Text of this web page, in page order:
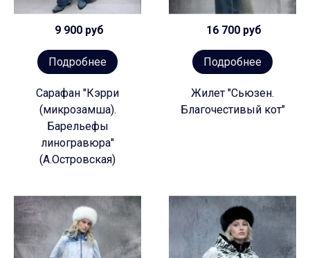
9 900 руб
Подробнее
Сарафан "Кэрри
(микрозамша).
Барельефы
линогравюра"
(А.Островская)
16 700 руб
Подробнее
Жилет "Сьюзен.
Благочестивый кот"